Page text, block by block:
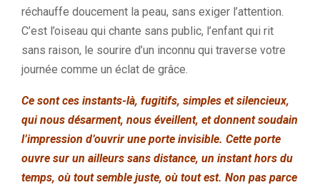
réchauffe doucement la peau, sans exiger l’attention.
C’est l’oiseau qui chante sans public, l’enfant qui rit
sans raison, le sourire d’un inconnu qui traverse votre
journée comme un éclat de grâce.
Ce sont ces instants-là, fugitifs, simples et silencieux,
qui nous désarment, nous éveillent, et donnent soudain
l’impression d’ouvrir une porte invisible. Cette porte
ouvre sur un ailleurs sans distance, un instant hors du
temps, où tout semble juste, où tout est. Non pas parce